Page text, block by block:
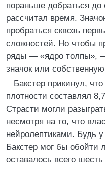
пораньше добраться до
рассчитал время.
пробраться сквозь
сложностей. Но чтобы
ряды — «ядро толпы»,
значок или
Бакстер прикинул,
плотности составлял
Страсти могли
несмотря на то, что
нейролептиками. Будь
Бакстер мог бы обойти
оставалось всего